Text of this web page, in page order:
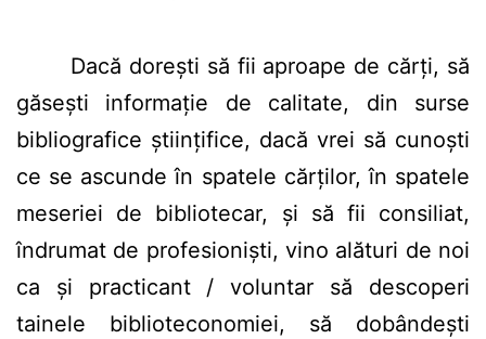
Dacă doreşti să fii aproape de cărţi, să
găseşti informaţie de calitate, din surse
bibliografice ştiinţifice, dacă vrei să cunoşti
ce se ascunde în spatele cărţilor, în spatele
meseriei de bibliotecar, şi să fii consiliat,
îndrumat de profesionişti, vino alături de noi
ca şi practicant / voluntar să descoperi
tainele biblioteconomiei, să dobândeşti